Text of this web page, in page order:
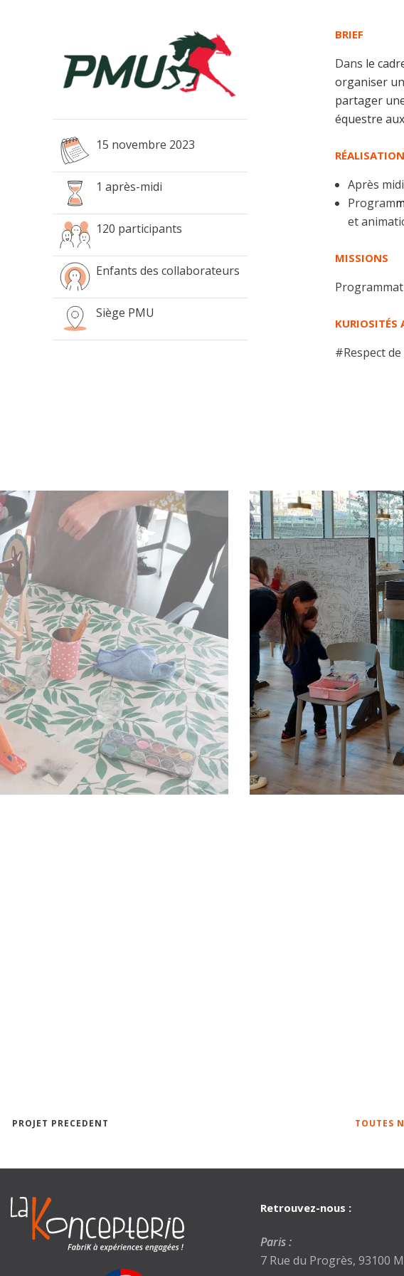
15 novembre 2023
1 après-midi
120 participants
Enfants des collaborateurs
Siège PMU
BRIEF
Dans le
organiser
partager
équestre
Après
Program
et
MISSIONS
KURIOSITÉS
#Respect
PROJET PRECEDENT TOUTES
Retrouvez-nous :
Paris :
7 Rue du Progrès, 93100